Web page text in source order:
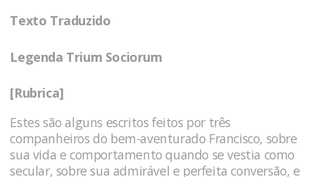
Texto Traduzido
Legenda Trium Sociorum
[Rubrica]
Estes são alguns escritos feitos por três
companheiros do bem-aventurado Francisco, sobre
sua vida e comportamento quando se vestia como
secular, sobre sua admirável e perfeita conversão, e